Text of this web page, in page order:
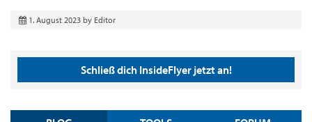
1. August 2023 by Editor
Schließ dich InsideFlyer jetzt an!